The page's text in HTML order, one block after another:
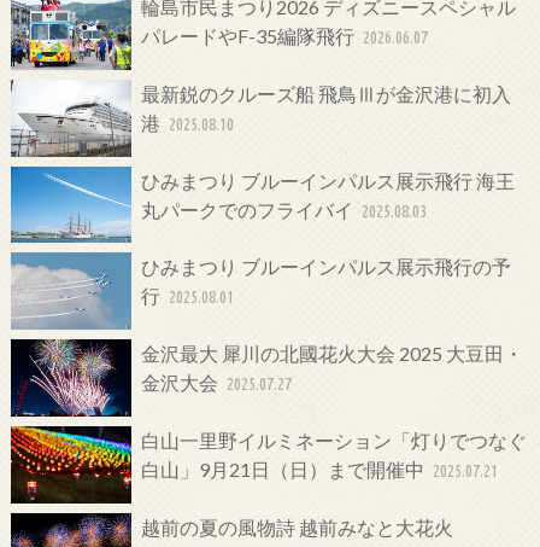
輪島市民まつり2026 ディズニースペシャル
パレードやF-35編隊飛行 2026.06.07
最新鋭のクルーズ船 飛鳥Ⅲが金沢港に初入
港 2025.08.10
ひみまつり ブルーインパルス展示飛行 海王
丸パークでのフライバイ
2025.08.03
ひみまつり ブルーインパルス展示飛行の予
行 2025.08.01
金沢最大 犀川の北國花火大会 2025 大豆田・
金沢大会 2025.07.27
白山一里野イルミネーション「灯りでつなぐ
白山」9月21日（日）まで開催中
2025.07.21
越前の夏の風物詩 越前みなと大花火